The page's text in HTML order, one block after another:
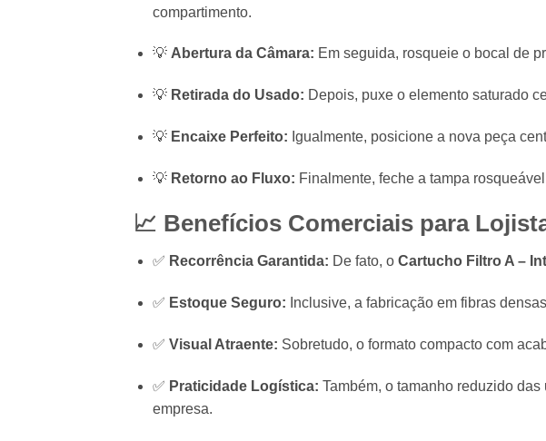
compartimento.
💡 Abertura da Câmara: Em seguida, rosqueie o bocal de
💡 Retirada do Usado: Depois, puxe o elemento saturado
💡 Encaixe Perfeito: Igualmente, posicione a nova peça
💡 Retorno ao Fluxo: Finalmente, feche a tampa
📈 Benefícios Comerciais para
✅ Recorrência Garantida: De fato, o Cartucho Filtro A –
✅ Estoque Seguro: Inclusive, a fabricação em fibras
✅ Visual Atraente: Sobretudo, o formato compacto com
✅ Praticidade Logística: Também, o tamanho reduzido
empresa.